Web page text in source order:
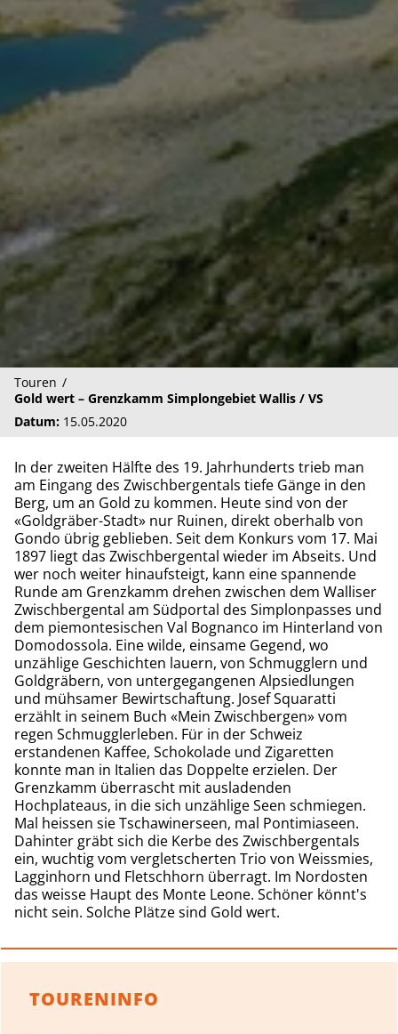
Touren
Gold wert – Grenzkamm Simplongebiet Wallis / VS
Datum: 15.05.2020
In der zweiten Hälfte des 19. Jahrhunderts trieb man
am Eingang des Zwischbergentals tiefe Gänge in den
Berg, um an Gold zu kommen. Heute sind von der
«Goldgräber-Stadt» nur Ruinen, direkt oberhalb von
Gondo übrig geblieben. Seit dem Konkurs vom 17. Mai
1897 liegt das Zwischbergental wieder im Abseits. Und
wer noch weiter hinaufsteigt, kann eine spannende
Runde am Grenzkamm drehen zwischen dem Walliser
Zwischbergental am Südportal des Simplonpasses und
dem piemontesischen Val Bognanco im Hinterland von
Domodossola. Eine wilde, einsame Gegend, wo
unzählige Geschichten lauern, von Schmugglern und
Goldgräbern, von untergegangenen Alpsiedlungen
und mühsamer Bewirtschaftung. Josef Squaratti
erzählt in seinem Buch «Mein Zwischbergen» vom
regen Schmugglerleben. Für in der Schweiz
erstandenen Kaffee, Schokolade und Zigaretten
konnte man in Italien das Doppelte erzielen. Der
Grenzkamm überrascht mit ausladenden
Hochplateaus, in die sich unzählige Seen schmiegen.
Mal heissen sie Tschawinerseen, mal Ponti­miaseen.
Dahinter gräbt sich die Kerbe des Zwischbergentals
ein, wuchtig vom vergletscherten Trio von Weissmies,
Lagginhorn und Fletschhorn ­überragt. Im Nordosten
das weisse Haupt des Monte Leone. Schöner könnt's
nicht sein. Solche Plätze sind Gold wert.
TOURENINFO